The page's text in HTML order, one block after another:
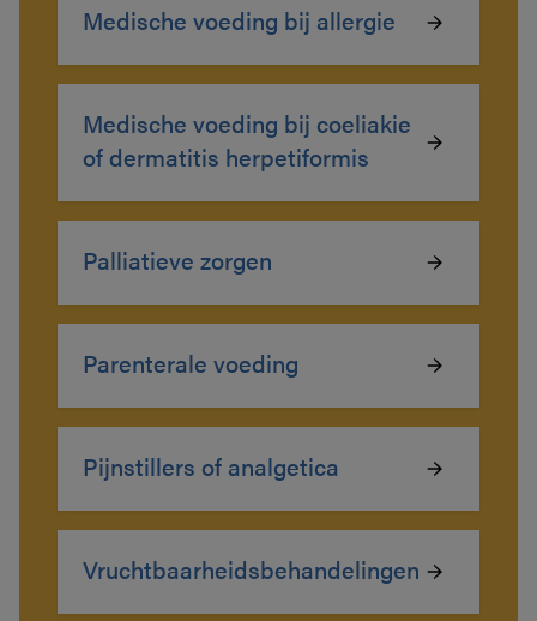
Medische voeding bij allergie
Medische voeding bij coeliakie
of dermatitis herpetiformis
Palliatieve zorgen
Parenterale voeding
Pijnstillers of analgetica
Vruchtbaarheidsbehandelingen